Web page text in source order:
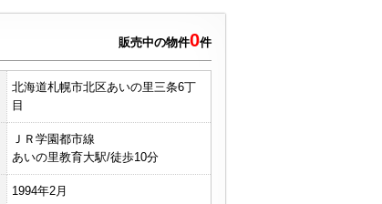
販売中の物件0件
北海道札幌市北区あいの里三条6丁
目
ＪＲ学園都市線
あいの里教育大駅/徒歩10分
1994年2月